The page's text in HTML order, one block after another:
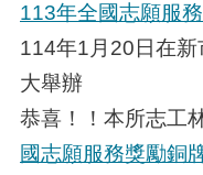
113年全國志願服
114年1月20日在
大舉辦
恭喜！！本所志工
國志願服務獎勵銅